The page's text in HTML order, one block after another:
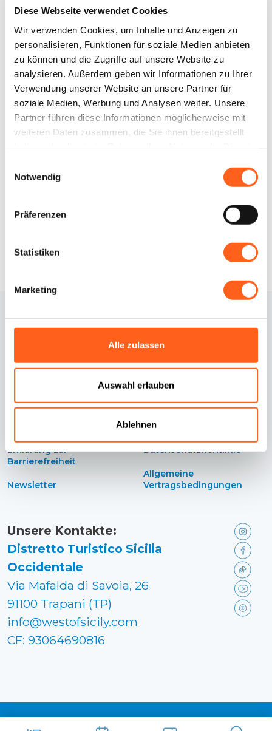
Diese Webseite verwendet Cookies
Wir verwenden Cookies, um Inhalte und Anzeigen zu
personalisieren, Funktionen für soziale Medien anbieten
zu können und die Zugriffe auf unsere Website zu
analysieren. Außerdem geben wir Informationen zu Ihrer
Verwendung unserer Website an unsere Partner für
soziale Medien, Werbung und Analysen weiter. Unsere
Partner führen diese Informationen möglicherweise mit
weiteren Daten zusammen, die Sie ihnen bereitgestellt
Notwendig
Präferenzen
Statistiken
Marketing
Alle zulassen
Auswahl erlauben
Ablehnen
Kontakte:
Via Giuseppe Verdi, 132
Castellammare del Golfo
Telefon+393288648165
E-Mailinfo@curu.it
Website
Buchen Sie jetzt
Kontakte
Erklärung zur
Barrierefreiheit
Newsletter
Cookie-Richtlinie
Cookie Einstellungen
Datenschutzrichtlinie
Allgemeine
Vertragsbedingungen
Unsere Kontakte:
Distretto Turistico Sicilia
Occidentale
Via Mafalda di Savoia, 26
91100 Trapani (TP)
info@westofsicily.com
CF: 93064690816